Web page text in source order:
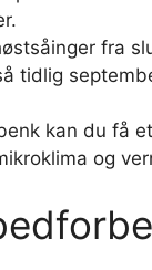
fra
tidlig
kan du få
og